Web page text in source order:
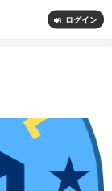
ログイン